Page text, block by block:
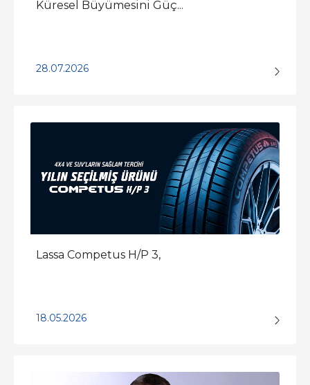
Küresel Büyümesini Güç...
28.07.2026
Lassa Competus H/P 3,
18.05.2026